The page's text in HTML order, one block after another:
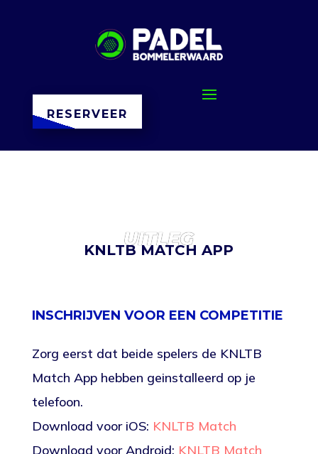
RESERVEER
UITLEG
KNLTB MATCH APP
INSCHRIJVEN VOOR EEN COMPETITIE
Zorg eerst dat beide spelers de KNLTB
Match App hebben geinstalleerd op je
telefoon.
Download voor iOS: KNLTB Match
Download voor Android: KNLTB Match